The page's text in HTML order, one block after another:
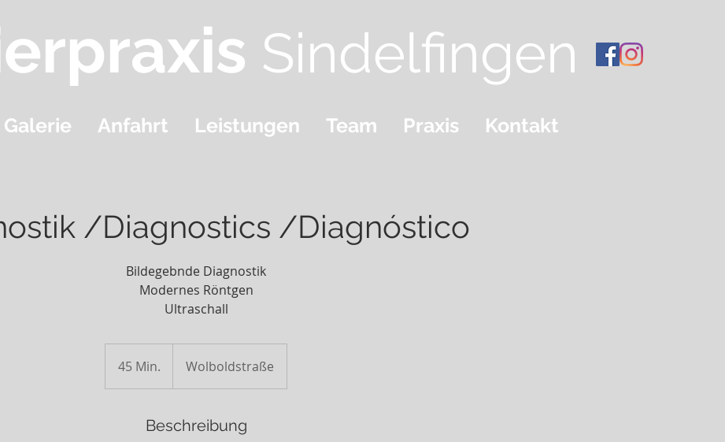
Sindelfingen
Galerie Anfahrt Leistungen Team Praxis Kontakt
/Diagnostics /Diagnóstico
Bildegebnde Diagnostik
Modernes Röntgen
Ultraschall
45 Min.
5
i
Wolboldstraße
Beschreibung